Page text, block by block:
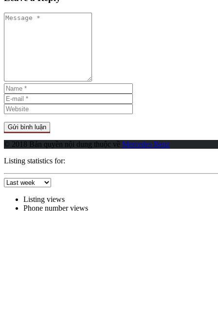
© 2018 Bản quyền nội dung thuộc về Mercedes Benz
Listing statistics for:
Listing views
Phone number views